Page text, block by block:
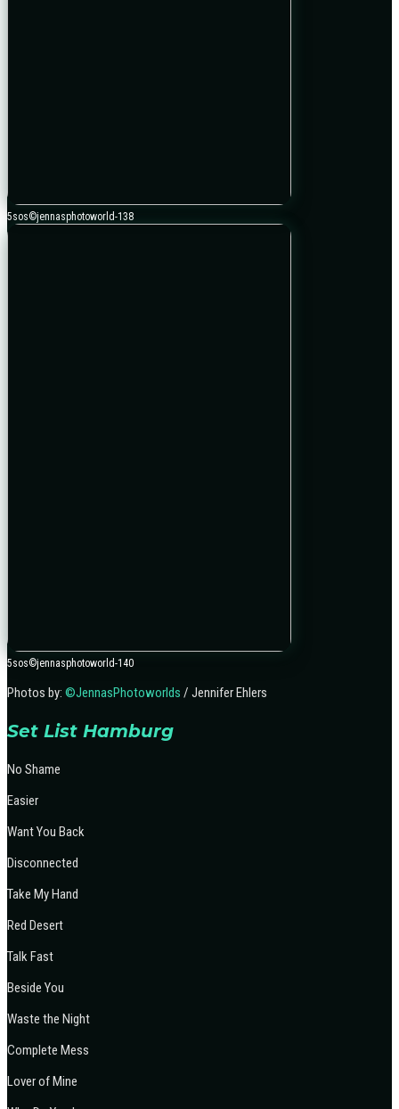
5sos©jennasphotoworld-138
5sos©jennasphotoworld-140
Photos by: ©JennasPhotoworlds / Jennifer Ehlers
Set List Hamburg
No Shame
Easier
Want You Back
Disconnected
Take My Hand
Red Desert
Talk Fast
Beside You
Waste the Night
Complete Mess
Lover of Mine